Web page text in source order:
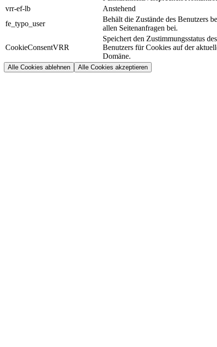
vrr-ef-lb
Anstehend
fe_typo_user
Behält die Zustände des Benutzers
allen Seitenanfragen bei.
CookieConsentVRR
Speichert den Zustimmungsstatus des
Benutzers für Cookies auf der
Domäne.
Alle Cookies ablehnen Alle Cookies akzeptieren